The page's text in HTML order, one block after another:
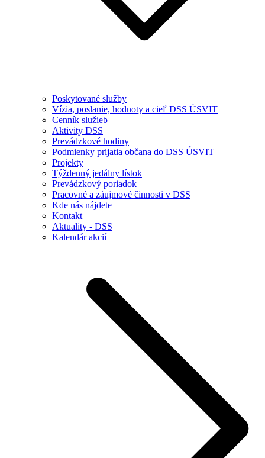
Poskytované služby
Vízia, poslanie, hodnoty a cieľ DSS ÚSVIT
Cenník služieb
Aktivity DSS
Prevádzkové hodiny
Podmienky prijatia občana do DSS ÚSVIT
Projekty
Týždenný jedálny lístok
Prevádzkový poriadok
Pracovné a záujmové činnosti v DSS
Kde nás nájdete
Kontakt
Aktuality - DSS
Kalendár akcií